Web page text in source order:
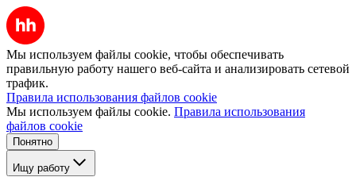
Мы используем файлы cookie, чтобы обеспечивать
правильную работу нашего веб-сайта и анализировать сетевой
трафик.
Правила использования файлов cookie
Мы используем файлы cookie. Правила использования
файлов cookie
Понятно
Ищу работу